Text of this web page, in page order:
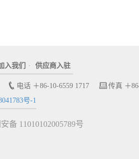
入我们 · 供应商入驻
电话 ＋86-10-6559 1717
传真 ＋
号-1
备 11010102005789号